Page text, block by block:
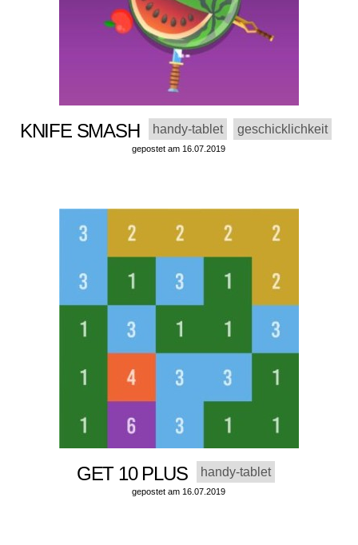
KNIFE SMASH handy-tablet geschicklichkeit
gepostet am 16.07.2019
GET 10 PLUS handy-tablet
gepostet am 16.07.2019